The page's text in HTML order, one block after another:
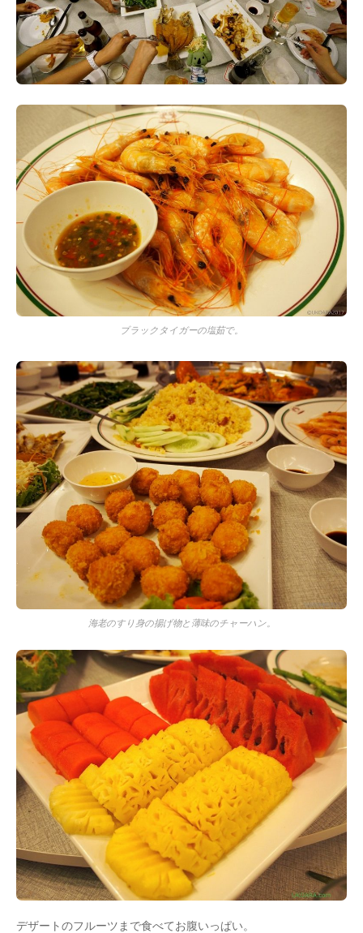
ブラックタイガーの塩茹で。
海老のすり身の揚げ物と薄味のチャーハン。
デザートのフルーツまで食べてお腹いっぱい。